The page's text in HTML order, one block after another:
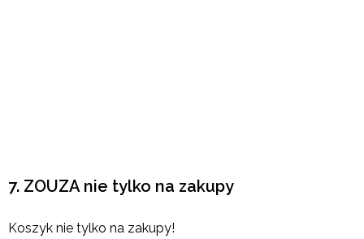
7. ZOUZA nie tylko na zakupy
Koszyk nie tylko na zakupy!